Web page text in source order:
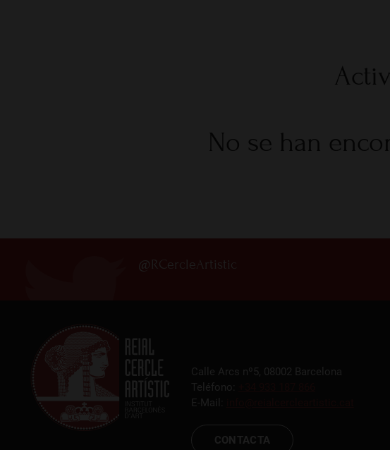
No se han
@RCercleArtistic
Calle Arcs nº5, 08002 Barcelona
Teléfono:
E-Mail:
CONTACTA